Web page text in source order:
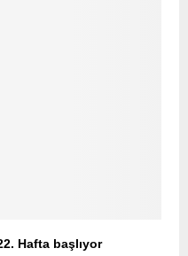
Hafta başlıyor